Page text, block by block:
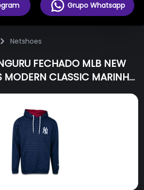
Grupo Whatsapp
Netshoes
FECHADO MLB NEW
MODERN CLASSIC MARINHO